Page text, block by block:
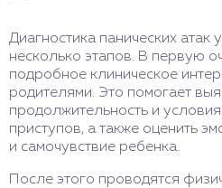
Диагностика панических атак
несколько этапов. В первую
подробное клиническое
родителями. Это помогает
продолжительность и
приступов, а также оценить
и самочувствие ребенка.
После этого проводятся